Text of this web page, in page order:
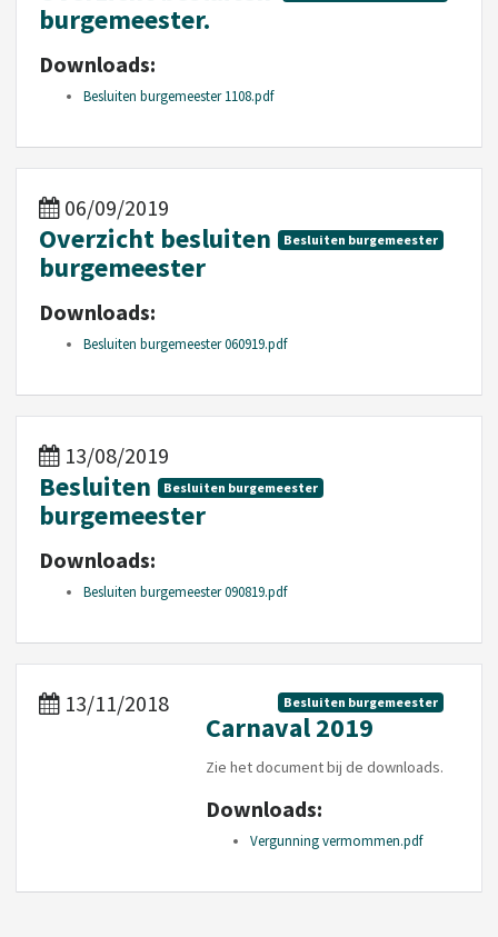
burgemeester.
Downloads:
Besluiten burgemeester 1108.pdf
06/09/2019
Besluiten burgemeester
Overzicht besluiten
burgemeester
Downloads:
Besluiten burgemeester 060919.pdf
13/08/2019
Besluiten burgemeester
Besluiten
burgemeester
Downloads:
Besluiten burgemeester 090819.pdf
13/11/2018 Besluiten burgemeester
Carnaval 2019
Zie het document bij de downloads.
Downloads:
Vergunning vermommen.pdf